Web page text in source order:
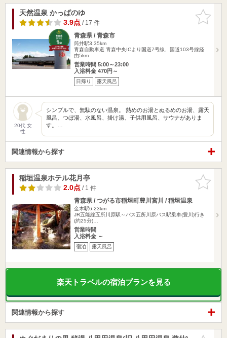
お気に入
りに追加
天然温泉 かっぱのゆ
3.9点/ 17 件
青森県 / 青森市
筒井駅3.35km
青森自動車道 青森中央ICより国道7号線、国道103号線経
由5km
営業時間 5:00～23:00
入浴料金 470円～
日帰り 露天風呂
20代 女
性
シンプルで、無駄のない温泉。 熱めのお湯とぬるめのお湯、露天
風呂、つぼ湯、水風呂、掛け湯、子供用風呂、サウナがありま
す。…
関連情報から探す
お気に入
りに追加
稲垣温泉ホテル花月亭
2.0点/ 1 件
青森県 / つがる市稲垣町豊川宮川 / 稲垣温泉
金木駅6.23km
JR五能線五所川原駅～バス五所川原バス駅乗車(豊川)行き
(約25分)…
営業時間
入浴料金 ～
宿泊 露天風呂
楽天トラベルの宿泊プランを見る
関連情報から探す